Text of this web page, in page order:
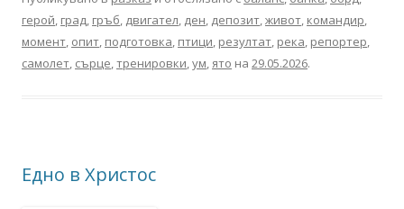
герой, град, гръб, двигател, ден, депозит,живот, командир,
момент, опит, подготовка, птици, резултат, река, репортер,
самолет, сърце,тренировки,ум,ято на 29.05.2026.
Едно в Христос